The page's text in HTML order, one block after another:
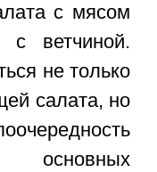
с мясом
ветчиной.
не только
салата, но